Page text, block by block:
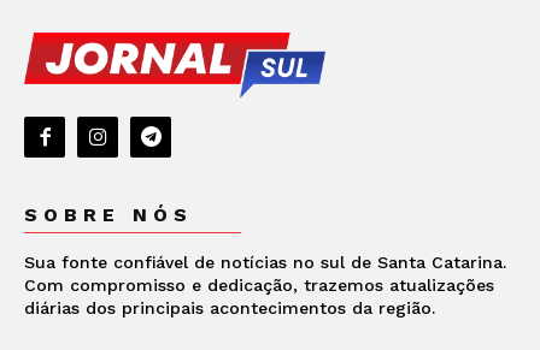
SOBRE NÓS
Sua fonte confiável de notícias no sul de Santa Catarina.
Com compromisso e dedicação, trazemos atualizações
diárias dos principais acontecimentos da região.